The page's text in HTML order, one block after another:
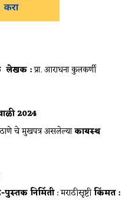
लेखक :प्रा. आराधना कुलकर्णी
2024
चे मुखपत्र असलेल्याकायस्थ
पुस्तक निर्मिती: मराठीसृष्टीकिंमत :